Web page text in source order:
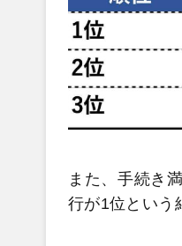
また、手続き
行が1位という